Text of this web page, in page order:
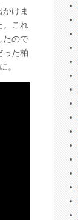
けま
。これ
たので
った柏
。